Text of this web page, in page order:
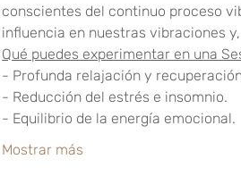
conscientes del continuo proceso
influencia en nuestras vibraciones
Qué puedes experimentar en una
- Profunda relajación y
- Reducción del estrés e insomnio.
- Equilibrio de la energía emocional.
Mostrar más